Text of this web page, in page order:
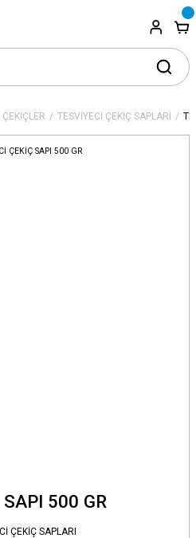
ÇEKİÇLER TESVİYECİ ÇEKİÇ SAPLARI
SAPI 500 GR
ÇEKİÇ SAPLARI